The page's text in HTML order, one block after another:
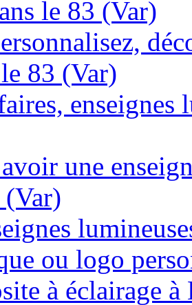
le 83 (Var)
83 (Var)
enseignes
une
(Var)
ou logo
à éclairage